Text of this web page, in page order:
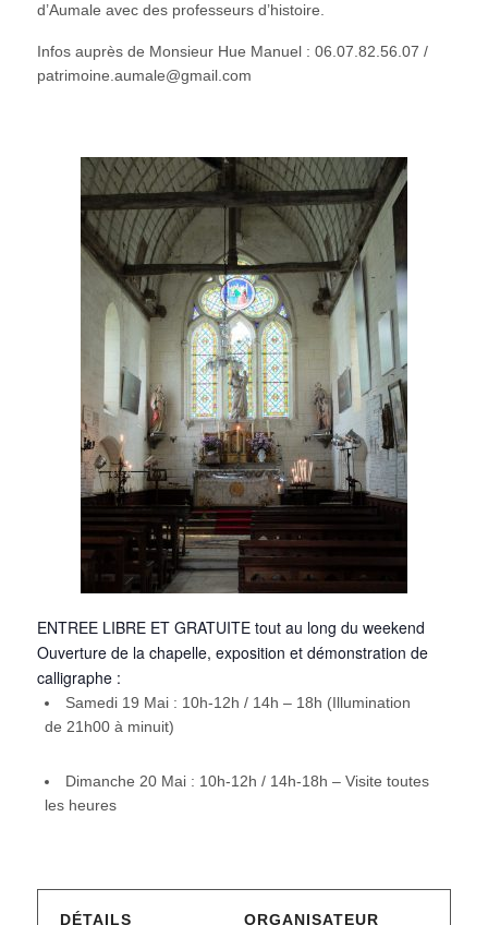
d’Aumale avec des professeurs d’histoire.
Infos auprès de Monsieur Hue Manuel : 06.07.82.56.07 /
patrimoine.aumale@gmail.com
ENTREE LIBRE ET GRATUITE tout au long du weekend
Ouverture de la chapelle, exposition et démonstration de
calligraphe :
Samedi 19 Mai : 10h-12h / 14h – 18h (Illumination
de 21h00 à minuit)
Dimanche 20 Mai : 10h-12h / 14h-18h – Visite toutes
les heures
DÉTAILS ORGANISATEUR